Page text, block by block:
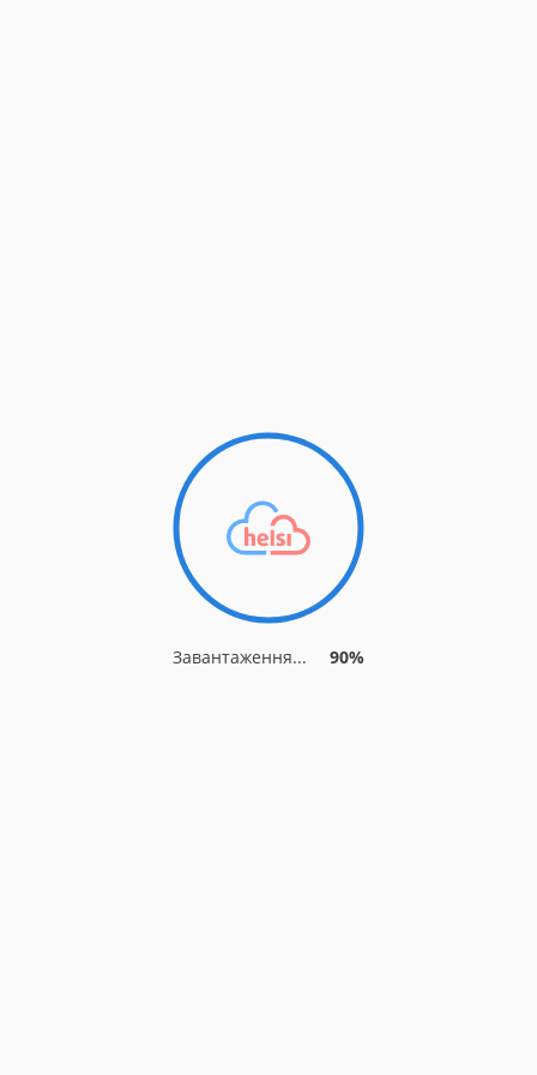
Завантаження... 90%